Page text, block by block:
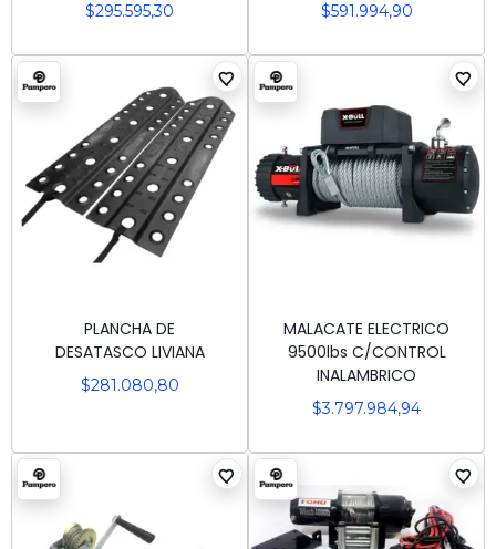
$295.595,30 $591.994,90
PLANCHA DE
DESATASCO LIVIANA
$281.080,80
MALACATE ELECTRICO
9500lbs C/CONTROL
INALAMBRICO
$3.797.984,94